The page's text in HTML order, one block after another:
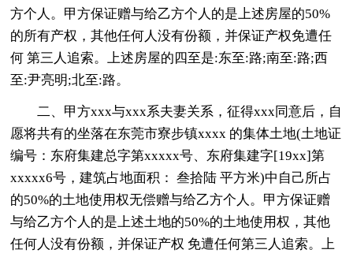
方个人。甲方保证赠与给乙方个人的是上述房屋的50%
的所有产权，其他任何人没有份额，并保证产权免遭任
何 第三人追索。上述房屋的四至是:东至:路;南至:路;西
至:尹亮明;北至:路。
二、甲方xxx与xxx系夫妻关系，征得xxx同意后，自
愿将共有的坐落在东莞市寮步镇xxxx 的集体土地(土地证
编号：东府集建总字第xxxxx号、东府集建字[19xx]第
xxxxx6号，建筑占地面积： 叁拾陆 平方米)中自己所占
的50%的土地使用权无偿赠与给乙方个人。甲方保证赠
与给乙方个人的是上述土地的50%的土地使用权，其他
任何人没有份额，并保证产权 免遭任何第三人追索。上